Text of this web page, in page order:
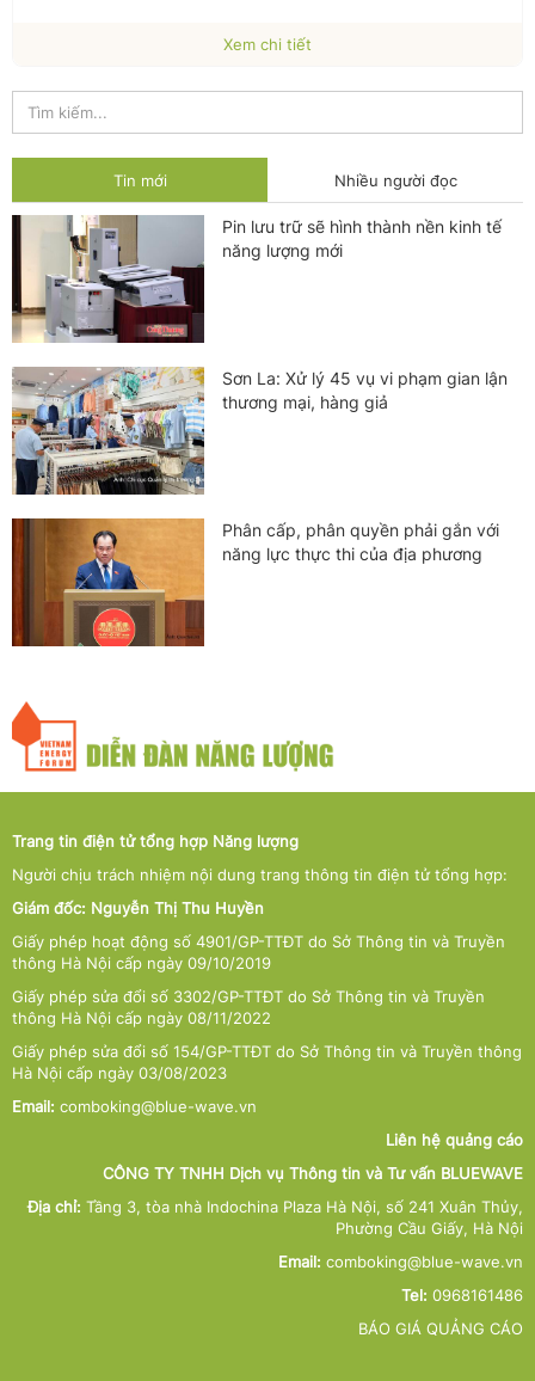
Xem chi tiết
Tin mới Nhiều người đọc
Pin lưu trữ sẽ hình thành nền kinh tế
năng lượng mới
Sơn La: Xử lý 45 vụ vi phạm gian lận
thương mại, hàng giả
Phân cấp, phân quyền phải gắn với
năng lực thực thi của địa phương
Trang tin điện tử tổng hợp Năng lượng
Người chịu trách nhiệm nội dung trang thông tin điện tử tổng hợp:
Giám đốc: Nguyễn Thị Thu Huyền
Giấy phép hoạt động số 4901/GP-TTĐT do Sở Thông tin và Truyền
thông Hà Nội cấp ngày 09/10/2019
Giấy phép sửa đổi số 3302/GP-TTĐT do Sở Thông tin và Truyền
thông Hà Nội cấp ngày 08/11/2022
Giấy phép sửa đổi số 154/GP-TTĐT do Sở Thông tin và Truyền thông
Hà Nội cấp ngày 03/08/2023
Email: comboking@blue-wave.vn
Liên hệ quảng cáo
CÔNG TY TNHH Dịch vụ Thông tin và Tư vấn BLUEWAVE
Địa chỉ: Tầng 3, tòa nhà Indochina Plaza Hà Nội, số 241 Xuân Thủy,
Phường Cầu Giấy, Hà Nội
Email: comboking@blue-wave.vn
Tel: 0968161486
BÁO GIÁ QUẢNG CÁO